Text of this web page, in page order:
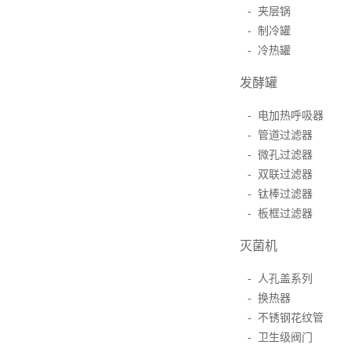
- 夹层锅
- 制冷罐
- 冷热罐
发酵罐
- 电加热呼吸器
- 管道过滤器
- 微孔过滤器
- 双联过滤器
- 钛棒过滤器
- 板框过滤器
灭菌机
- 人孔盖系列
- 换热器
- 不锈钢花纹管
- 卫生级阀门